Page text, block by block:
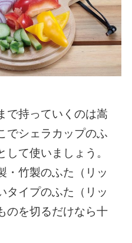
で持っていくのは嵩
でシェラカップのふ
て使いましょう。
・竹製のふた（リッ
タイプのふた（リッ
のを切るだけなら十